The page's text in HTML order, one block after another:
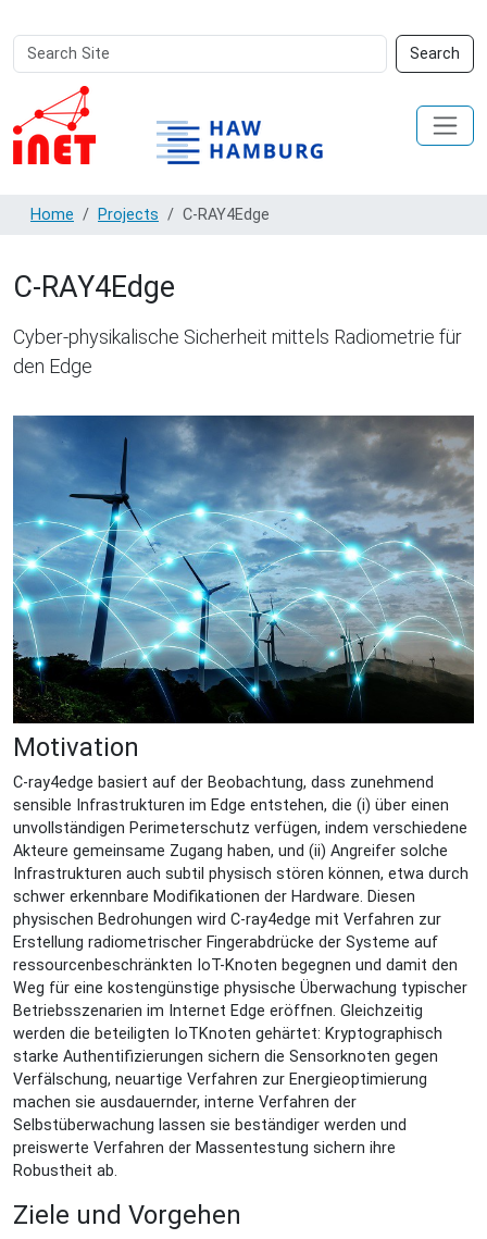
Search
Site
Search
Advanced
Search…
Home Projects C-RAY4Edge
C-RAY4Edge
Cyber-physikalische Sicherheit mittels Radiometrie für
den Edge
Motivation
C-ray4edge basiert auf der Beobachtung, dass zunehmend
sensible Infrastrukturen im Edge entstehen, die (i) über einen
unvollständigen Perimeterschutz verfügen, indem verschiedene
Akteure gemeinsame Zugang haben, und (ii) Angreifer solche
Infrastrukturen auch subtil physisch stören können, etwa durch
schwer erkennbare Modifikationen der Hardware. Diesen
physischen Bedrohungen wird C-ray4edge mit Verfahren zur
Erstellung radiometrischer Fingerabdrücke der Systeme auf
ressourcenbeschränkten IoT-Knoten begegnen und damit den
Weg für eine kostengünstige physische Überwachung typischer
Betriebsszenarien im Internet Edge eröffnen. Gleichzeitig
werden die beteiligten IoTKnoten gehärtet: Kryptographisch
starke Authentifizierungen sichern die Sensorknoten gegen
Verfälschung, neuartige Verfahren zur Energieoptimierung
machen sie ausdauernder, interne Verfahren der
Selbstüberwachung lassen sie beständiger werden und
preiswerte Verfahren der Massentestung sichern ihre
Robustheit ab.
Ziele und Vorgehen